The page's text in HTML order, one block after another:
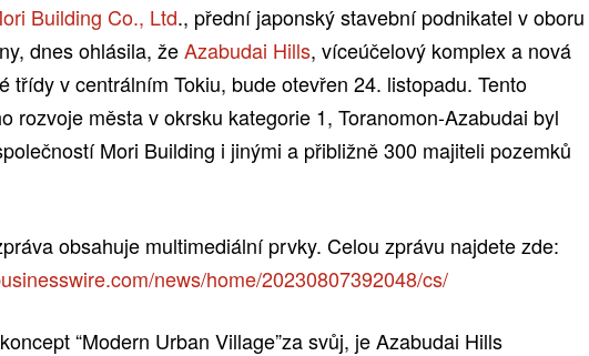
Building Co., Ltd., přední japonský stavební podnikatel v oboru
dnes ohlásila, žeAzabudai Hills, víceúčelový komplex a nová
třídy v centrálním Tokiu, bude otevřen 24. listopadu. Tento
rozvoje města v okrsku kategorie 1, Toranomon-Azabudai byl
Mori Building i jinými a přibližně 300 majiteli pozemků
obsahuje multimediální prvky. Celou zprávu najdete zde:
news/home/20230807392048/cs/
“Modern Urban Village”za svůj, je Azabudai Hills